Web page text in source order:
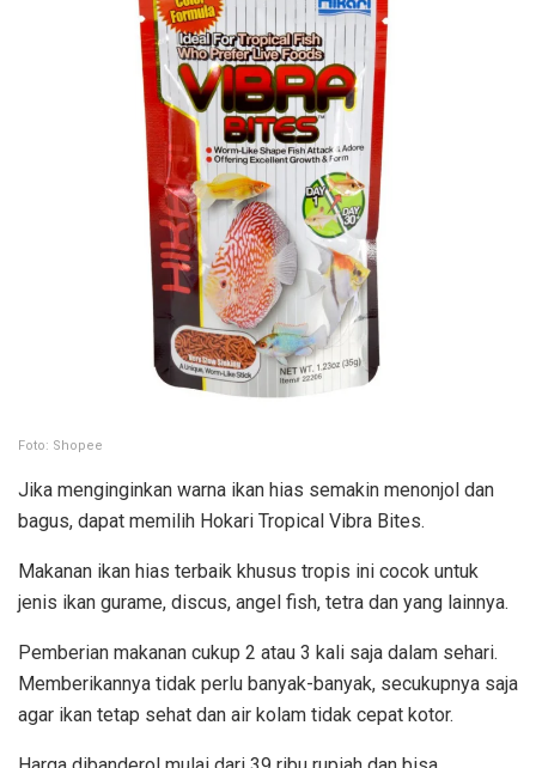
Foto: Shopee
Jika menginginkan warna ikan hias semakin menonjol dan
bagus, dapat memilih Hokari Tropical Vibra Bites.
Makanan ikan hias terbaik khusus tropis ini cocok untuk
jenis ikan gurame, discus, angel fish, tetra dan yang lainnya.
Pemberian makanan cukup 2 atau 3 kali saja dalam sehari.
Memberikannya tidak perlu banyak-banyak, secukupnya saja
agar ikan tetap sehat dan air kolam tidak cepat kotor.